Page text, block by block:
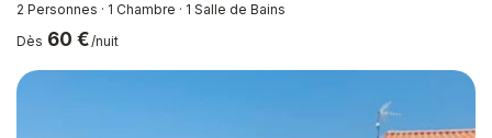
2 Personnes · 1 Chambre · 1 Salle de Bains
Dès 60 €/nuit